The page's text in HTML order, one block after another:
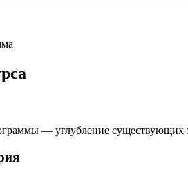
— углубление